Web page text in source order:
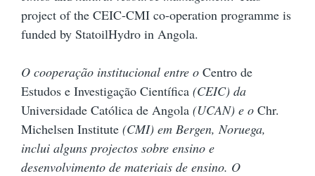
project of the CEIC-CMI co-operation programme is
funded by StatoilHydro in Angola.
O cooperação institucional entre o Centro de
Estudos e Investigação Científica (CEIC) da
Universidade Católica de Angola (UCAN) e o Chr.
Michelsen Institute (CMI) em Bergen, Noruega,
inclui alguns projectos sobre ensino e
desenvolvimento de materiais de ensino. O